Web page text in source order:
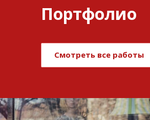
Портфолио
Смотреть все работы